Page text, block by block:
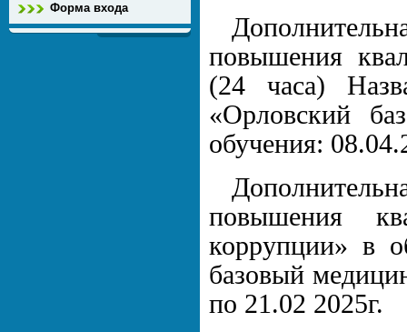
Форма входа
повышения
(24 часа)
«Орловский
обучения:
повышения
коррупции» в
базовый
по 21.02 2025г.